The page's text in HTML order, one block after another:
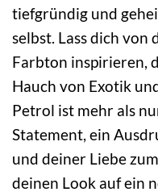
tiefgründig und
selbst. Lass dich von
Farbton inspirieren,
Hauch von Exotik
Petrol ist mehr als
Statement, ein
und deiner Liebe
deinen Look auf ein